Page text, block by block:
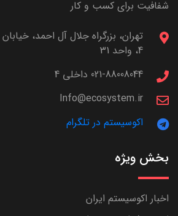
شفافیت برای کسب و کار
4، واحد 31
021-88008044 داخلی 4
Info@ecosystem.ir
اکوسیستم در تلگرام
بخش ویژه
اخبار اکوسیستم ایران